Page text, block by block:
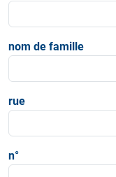
nom de famille
rue
n°